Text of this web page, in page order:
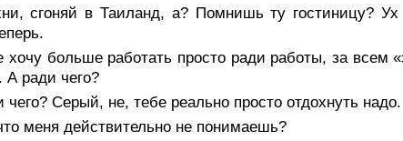
сгоняй в Таиланд, а? Помнишь ту гостиницу?
больше работать просто ради работы, за всем
А ради чего?
Серый, не, тебе реально просто отдохнуть надо.
меня действительно не понимаешь?